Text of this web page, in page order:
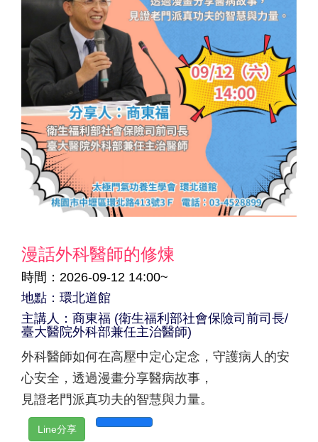
漫話外科醫師的修煉
時間：2026-09-12 14:00~
地點：環北道館
主講人：商東福 (衛生福利部社會保險司前司長/
臺大醫院外科部兼任主治醫師)
外科醫師如何在高壓中定心定念，守護病人的安
心安全，透過漫畫分享醫病故事，
見證老門派真功夫的智慧與力量。
Line分享